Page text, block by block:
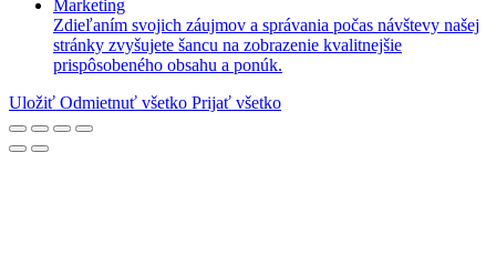
Marketing
Zdieľaním svojich záujmov a správania počas návštevy našej
stránky zvyšujete šancu na zobrazenie kvalitnejšie
prispôsobeného obsahu a ponúk.
Uložiť Odmietnuť všetko Prijať všetko